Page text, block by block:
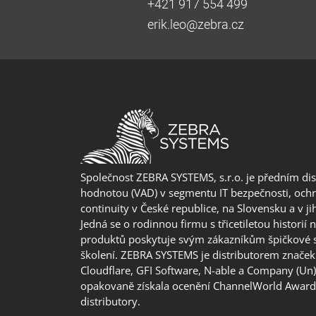
+421 917 554 499
erik.leo@zebra.cz
Společnost ZEBRA SYSTEMS, s.r.o. je předním
hodnotou (VAD) v segmentu IT bezpečnosti,
continuity v České republice, na Slovensku a v
Jedná se o rodinnou firmu s třicetiletou historií
produktů poskytuje svým zákazníkům špičkové
školení. ZEBRA SYSTEMS je distributorem
Cloudflare, GFI Software, N-able a Company
opakovaně získala ocenění ChannelWorld
distributory.